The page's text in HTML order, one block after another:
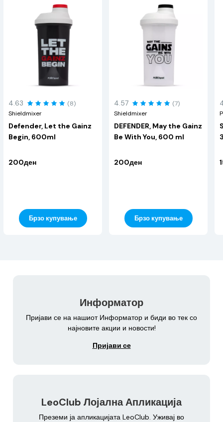
4.63
(8)
Shieldmixer
Defender, Let the Gainz
Begin, 600ml
200ден
Брзо купување
4.57
(7)
Shieldmixer
DEFENDER, May the Gainz
Be With You, 600 ml
200ден
Брзо купување
Информатор
Пријави се на нашиот Информатор и биди во тек со
најновите акции и новости!
Пријави се
LeoClub Лојална Апликација
Преземи ја апликацијата LeoClub. Уживај во